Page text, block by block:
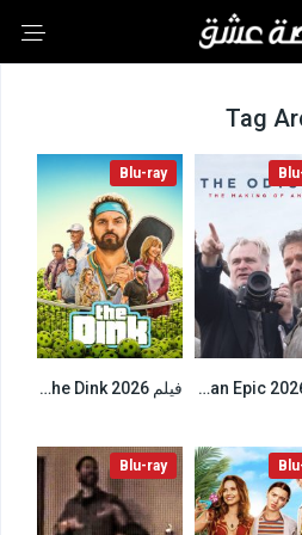
Tag
6.3فيلم The Odyssey The Making of an Epic 2026 مترجم 6.2
Blu-ray
فيلم The Dink 2026 مترجم
Blu-ray